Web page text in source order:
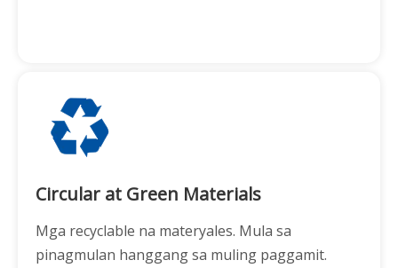
Circular at Green Materials
Mga recyclable na materyales. Mula sa
pinagmulan hanggang sa muling paggamit.